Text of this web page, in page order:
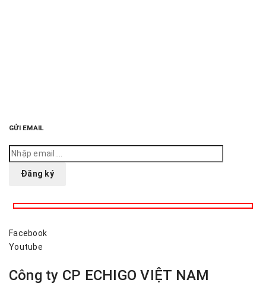
GỬI EMAIL
Facebook
Youtube
Công ty CP ECHIGO VIỆT NAM